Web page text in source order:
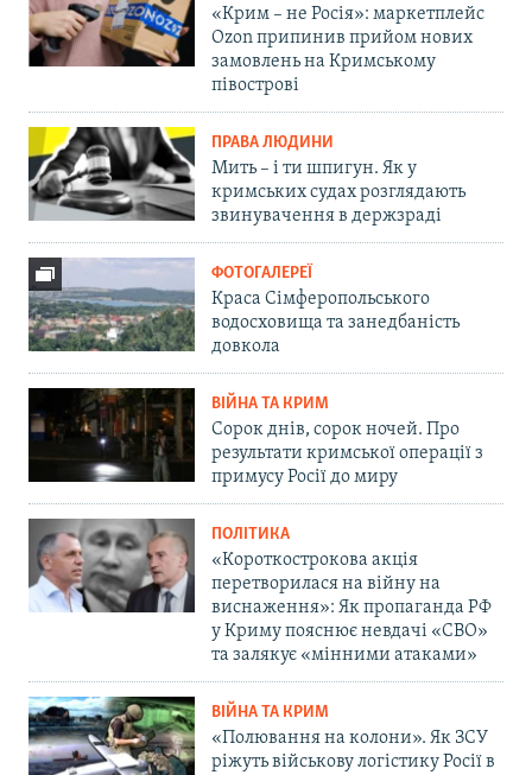
«Крим – не Росія»: маркетплейс
Ozon припинив прийом нових
замовлень на Кримському
півострові
ПРАВА ЛЮДИНИ
Мить – і ти шпигун. Як у
кримських судах розглядають
звинувачення в держзраді
ФОТОГАЛЕРЕЇ
Краса Сімферопольського
водосховища та занедбаність
довкола
ВІЙНА ТА КРИМ
Сорок днів, сорок ночей. Про
результати кримської операції з
примусу Росії до миру
ПОЛІТИКА
«Короткострокова акція
перетворилася на війну на
виснаження»: Як пропаганда РФ
у Криму пояснює невдачі «СВО»
та залякує «мінними атаками»
ВІЙНА ТА КРИМ
«Полювання на колони». Як ЗСУ
ріжуть військову логістику Росії в